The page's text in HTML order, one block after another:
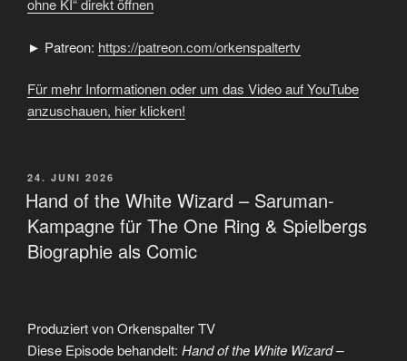
YouTube
ohne KI“ direkt öffnen
► Patreon: https://patreon.com/orkenspaltertv
Für mehr Informationen oder um das Video auf YouTube
anzuschauen, hier klicken!
VERÖFFENTLICHT
AM
24. JUNI 2026
Hand of the White Wizard – Saruman-
Kampagne für The One Ring & Spielbergs
Biographie als Comic
Produziert von Orkenspalter TV
Diese Episode behandelt: Hand of the White Wizard –